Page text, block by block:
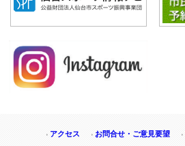
アクセス お問合せ・ご意見要望